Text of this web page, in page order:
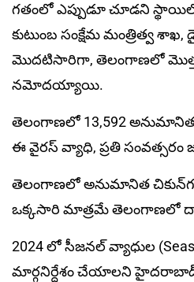
గ‌తంలో ఎప్పుడూ చూడ‌ని
కుటుంబ సంక్షేమ మంత్రిత్వ
మొదటిసారిగా, తెలంగాణలో మొత్తం
నమోదయ్యాయి.
తెలంగాణలో 13,592 అనుమానిత
ఈ వైరస్ వ్యాధి, ప్రతి సంవత్సరం
తెలంగాణలో అనుమానిత
ఒక్కసారి మాత్రమే తెలంగాణలో
2024 లో సీజనల్ వ్యాధుల
మార్గనిర్దేశం చేయాలని